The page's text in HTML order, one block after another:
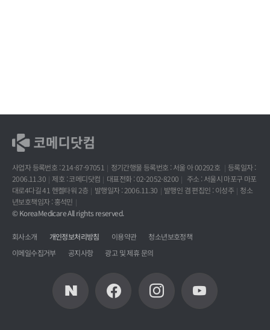
사업자 등록번호 : 214-87-97051 정기간행물 등록번호 : 서울 아 00292호
등록일자 :
2006.11.30
제호 : 코메디닷컴 대표전화 : 02-2052-8200
주소 : 서울시 마포구 마포
대로4다길 41 헨켈타워 2층
발행일자 : 2006.11.30 발행인 겸 편집인 : 이성주
청소
년보호책임자 : 홍석민
© KoreaMedicare All rights reserved.
회사소개 개인정보처리방침 이용약관
청소년보호정책
이메일수집거부
공지사항 광고 및 제휴 문의